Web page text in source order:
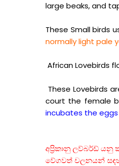
large beaks, and
These Small birds
normally light pale
African Lovebirds
These Lovebirds
court the female
incubates the eggs
අප්‍රිකානු ලව්බර්ඩ්
වේගවත් චලනයන්